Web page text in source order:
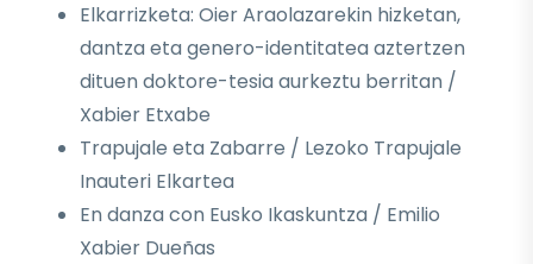
Elkarrizketa: Oier Araolazarekin hizketan,
dantza eta genero-identitatea aztertzen
dituen doktore-tesia aurkeztu berritan /
Xabier Etxabe
Trapujale eta Zabarre / Lezoko Trapujale
Inauteri Elkartea
En danza con Eusko Ikaskuntza / Emilio
Xabier Dueñas